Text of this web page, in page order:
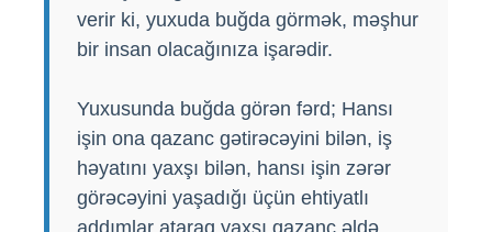
verir ki, yuxuda buğda görmək, məşhur
bir insan olacağınıza işarədir.
Yuxusunda buğda görən fərd; Hansı
işin ona qazanc gətirəcəyini bilən, iş
həyatını yaxşı bilən, hansı işin zərər
görəcəyini yaşadığı üçün ehtiyatlı
addımlar ataraq yaxşı qazanc əldə